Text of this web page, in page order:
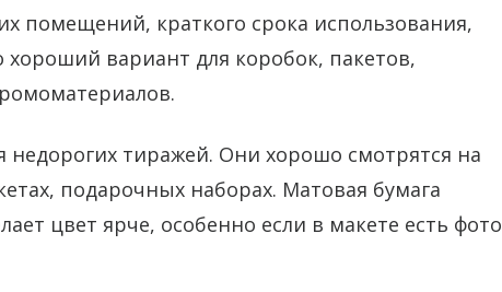
помещений, краткого срока использования,
хороший вариант для коробок, пакетов,
недорогих тиражей. Они хорошо смотрятся на
подарочных наборах. Матовая бумага
цвет ярче, особенно если в макете есть фото